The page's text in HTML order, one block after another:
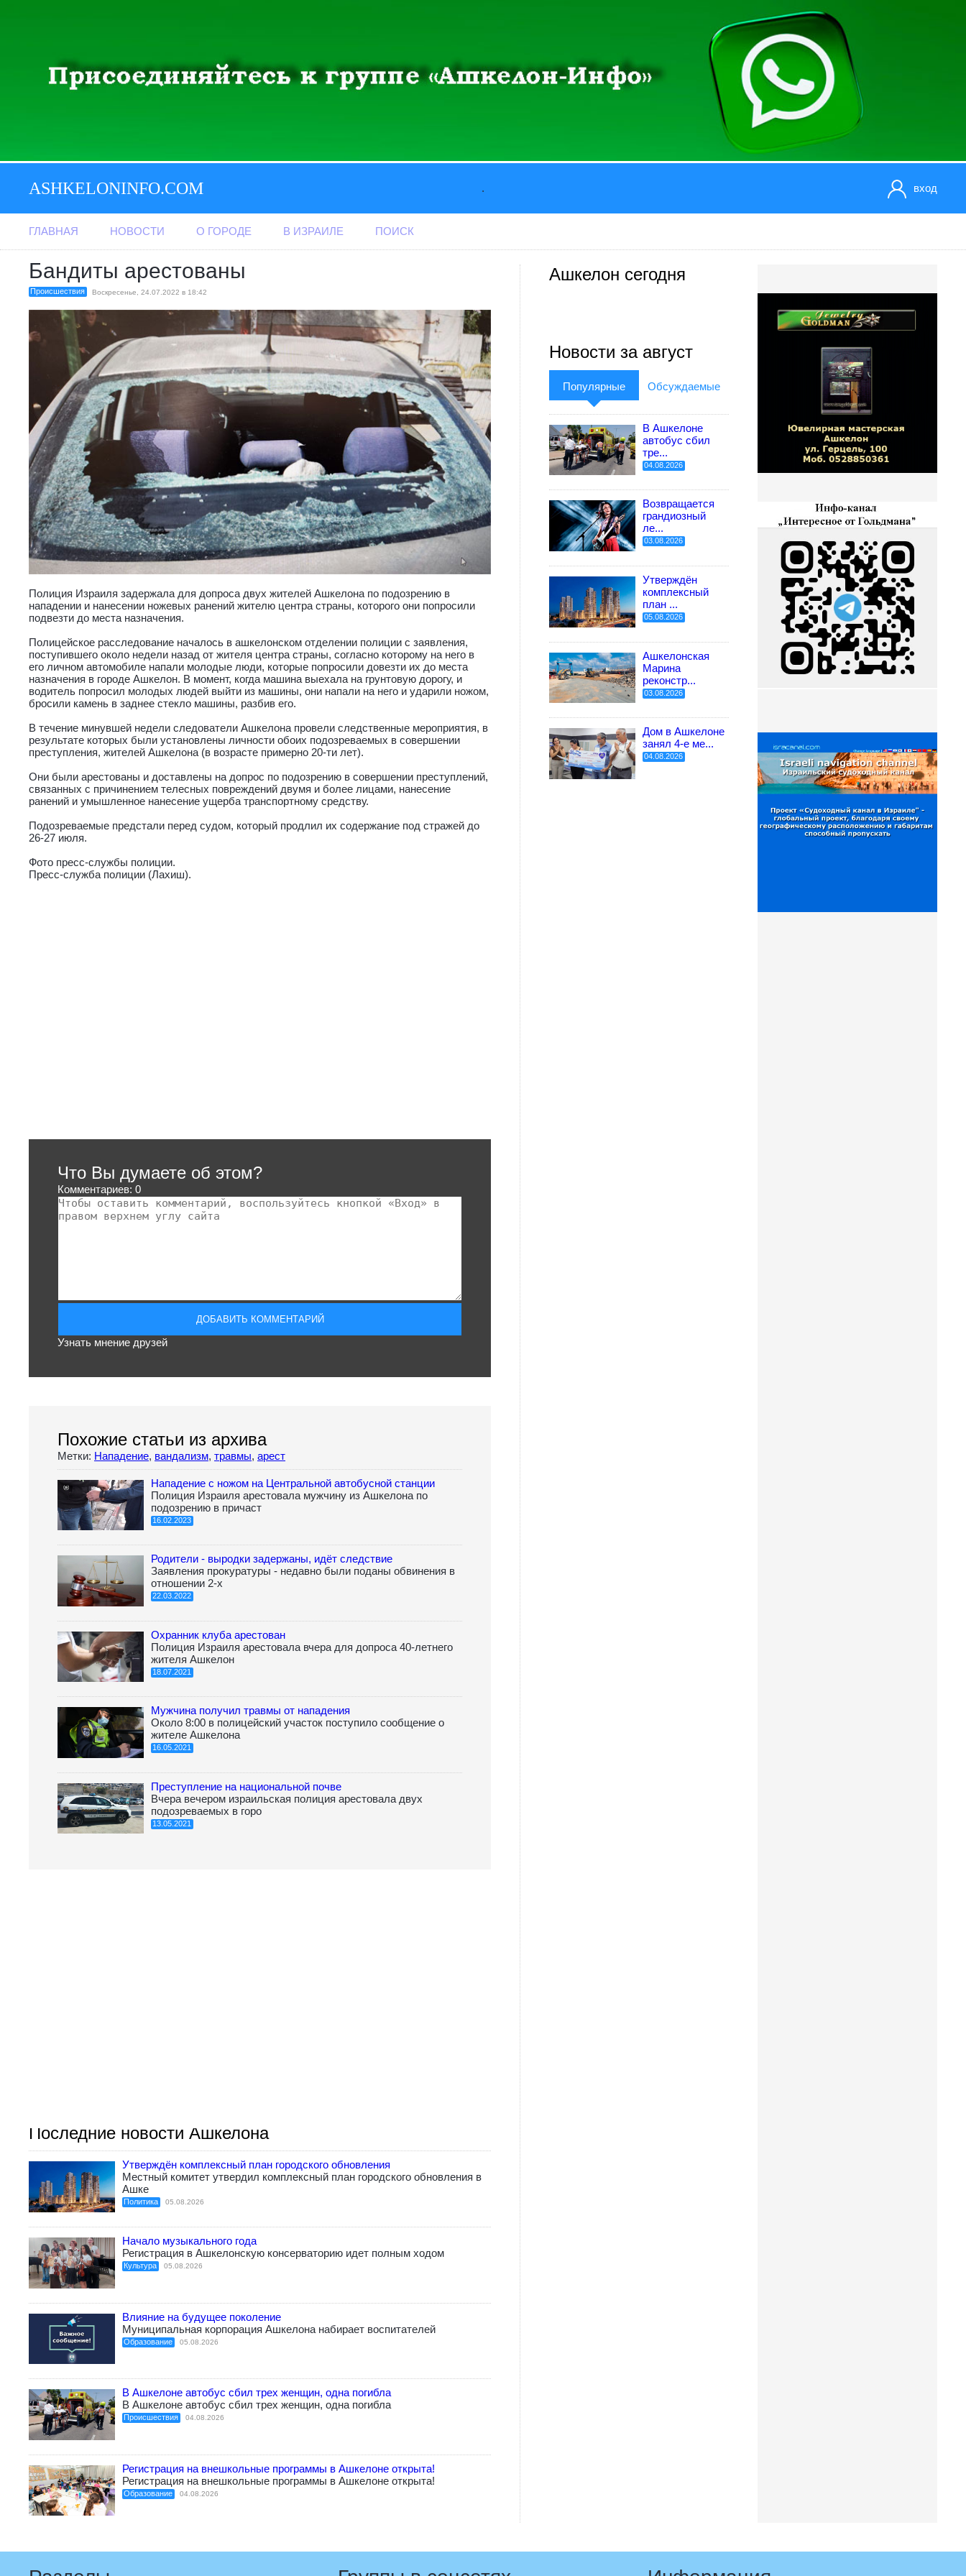
ASHKELONINFO.COM . вход
ГЛАВНАЯ НОВОСТИ О ГОРОДЕ В ИЗРАИЛЕ ПОИСК
Бандиты арестованы
Происшествия Воскресенье, 24.07.2022 в 18:42
Полиция Израиля задержала для допроса двух жителей Ашкелона по подозрению в
нападении и нанесении ножевых ранений жителю центра страны, которого они попросили
подвезти до места назначения.
Полицейское расследование началось в ашкелонском отделении полиции с заявления,
поступившего около недели назад от жителя центра страны, согласно которому на него в
его личном автомобиле напали молодые люди, которые попросили довезти их до места
назначения в городе Ашкелон. В момент, когда машина выехала на грунтовую дорогу, и
водитель попросил молодых людей выйти из машины, они напали на него и ударили ножом,
бросили камень в заднее стекло машины, разбив его.
В течение минувшей недели следователи Ашкелона провели следственные мероприятия, в
результате которых были установлены личности обоих подозреваемых в совершении
преступления, жителей Ашкелона (в возрасте примерно 20-ти лет).
Они были арестованы и доставлены на допрос по подозрению в совершении преступлений,
связанных с причинением телесных повреждений двумя и более лицами, нанесение
ранений и умышленное нанесение ущерба транспортному средству.
Подозреваемые предстали перед судом, который продлил их содержание под стражей до
26-27 июля.
Фото пресс-службы полиции.
Пресс-служба полиции (Лахиш).
Что Вы думаете об этом?
Комментариев: 0
Узнать мнение друзей
Похожие статьи из архива
Метки: Нападение, вандализм, травмы, арест
Нападение с ножом на Центральной автобусной станции
Полиция Израиля арестовала мужчину из Ашкелона по
подозрению в причаст
16.02.2023
Родители - выродки задержаны, идёт следствие
Заявления прокуратуры - недавно были поданы обвинения в
отношении 2-х
22.03.2022
Охранник клуба арестован
Полиция Израиля арестовала вчера для допроса 40-летнего
жителя Ашкелон
18.07.2021
Мужчина получил травмы от нападения
Около 8:00 в полицейский участок поступило сообщение о
жителе Ашкелона
16.05.2021
Преступление на национальной почве
Вчера вечером израильская полиция арестовала двух
подозреваемых в горо
13.05.2021
Последние новости Ашкелона
Утверждён комплексный план городского обновления
Местный комитет утвердил комплексный план городского обновления в
Ашке
Политика 05.08.2026
Начало музыкального года
Регистрация в Ашкелонскую консерваторию идет полным ходом
Культура 05.08.2026
Влияние на будущее поколение
Муниципальная корпорация Ашкелона набирает воспитателей
Образование 05.08.2026
В Ашкелоне автобус сбил трех женщин, одна погибла
В Ашкелоне автобус сбил трех женщин, одна погибла
Происшествия 04.08.2026
Регистрация на внешкольные программы в Ашкелоне открыта!
Регистрация на внешкольные программы в Ашкелоне открыта!
Образование 04.08.2026
Ашкелон сегодня
Новости за август
Популярные Обсуждаемые
В Ашкелоне
автобус сбил
тре...
04.08.2026
Возвращается
грандиозный
ле...
03.08.2026
Утверждён
комплексный
план ...
05.08.2026
Ашкелонская
Марина
реконстр...
03.08.2026
Дом в Ашкелоне
занял 4-е ме...
04.08.2026